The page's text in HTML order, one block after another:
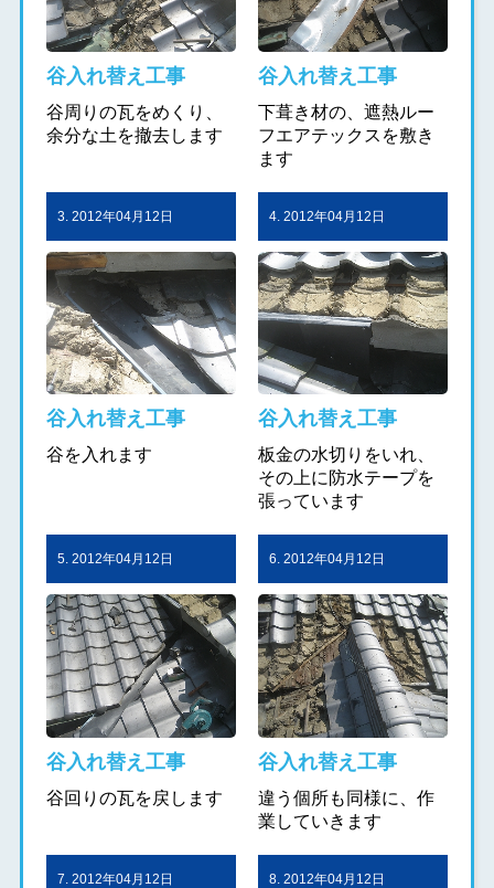
谷入れ替え工事
谷周りの瓦をめくり、
余分な土を撤去します
谷入れ替え工事
下葺き材の、遮熱ルー
フエアテックスを敷き
ます
3. 2012年04月12日
谷入れ替え工事
谷を入れます
4. 2012年04月12日
谷入れ替え工事
板金の水切りをいれ、
その上に防水テープを
張っています
5. 2012年04月12日
谷入れ替え工事
谷回りの瓦を戻します
6. 2012年04月12日
谷入れ替え工事
違う個所も同様に、作
業していきます
7. 2012年04月12日 8. 2012年04月12日